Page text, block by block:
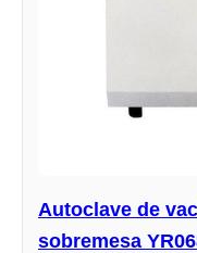
Autoclave de
sobremesa